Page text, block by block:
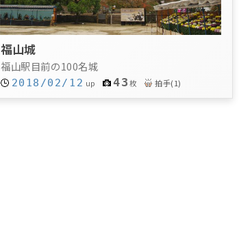
福山城
福山駅目前の100名城
2018/02/12 up 43 枚 拍手(1)